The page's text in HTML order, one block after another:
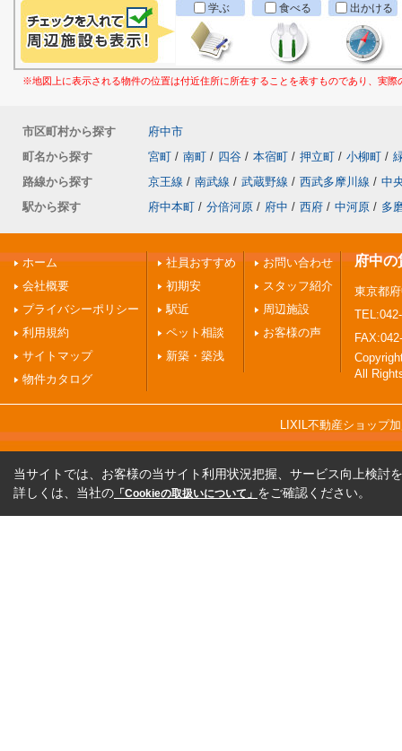
学ぶ 食べる 出かける
※地図上に表示される物件の位置は付近住所に所在することを表すものであり、実
市区町村から探す
府中市
町名から探す
宮町 / 南町 / 四谷 / 本宿町 / 押立町 / 小柳町 /
路線から探す
京王線 / 南武線 / 武蔵野線 / 西武多摩川線 / 中
駅から探す
府中本町 / 分倍河原 / 府中 / 西府 / 中河原 / 多
ホーム
会社概要
プライバシーポリシー
利用規約
サイトマップ
物件カタログ
社員おすすめ
初期安
駅近
ペット相談
新築・築浅
お問い合わせ
スタッフ紹介
周辺施設
お客様の声
府中の
東京都
All
LIXIL不動産ショップ
当サイトでは、お客様の当サイト利用状況把握、サービス向上検討
詳しくは、当社の 「Cookieの取扱いについて」 をご確認ください。